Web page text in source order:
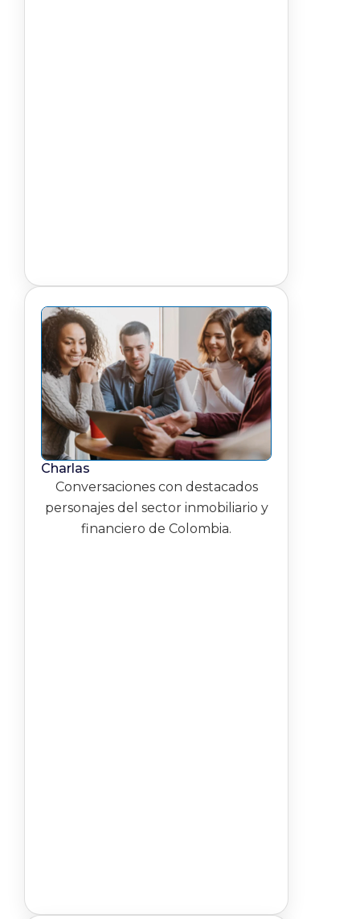
Charlas
Conversaciones con destacados
personajes del sector inmobiliario y
financiero de Colombia.